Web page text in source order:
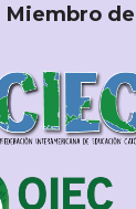
Miembro de